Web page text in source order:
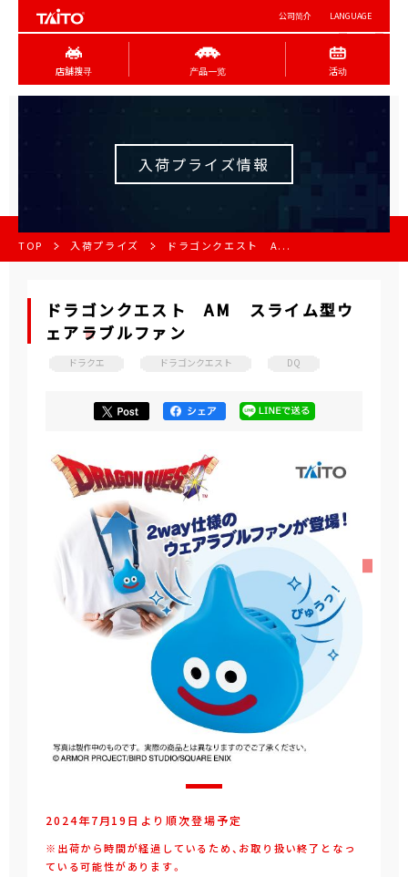
公司简介 LANGUAGE
店舖搜寻 产品一览 活动
入荷プライズ情報
TOP 入荷プライズ ドラゴンクエスト A...
ドラゴンクエスト AM スライム型ウ
ェアラブルファン
ドラクエ ドラゴンクエスト DQ
2024年7月19日より順次登場予定
※出荷から時間が経過しているため、お取り扱い終了となっ
ている可能性があります。